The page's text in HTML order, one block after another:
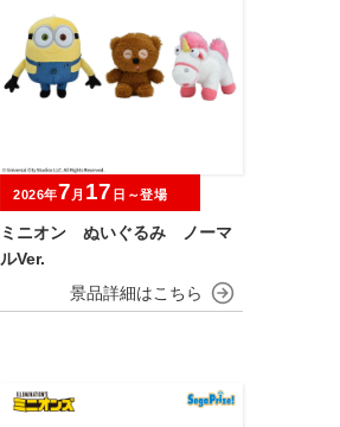
ミニオン ぬいぐるみ ノーマ
ルVer.
2026年7 月 17 日～登場